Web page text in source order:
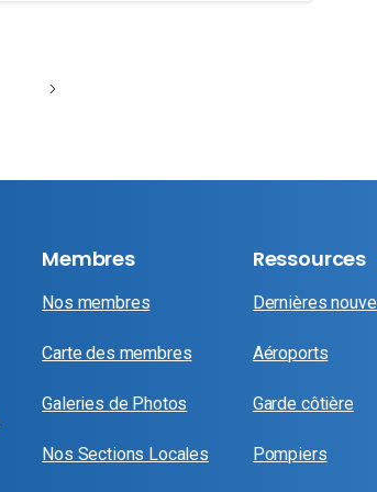
Membres
Nos membres
Carte des membres
Galeries de Photos
Nos Sections Locales
Ressources
Dernières
Aéroports
Garde côtière
Pompiers